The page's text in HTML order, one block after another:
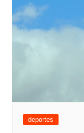
deportes